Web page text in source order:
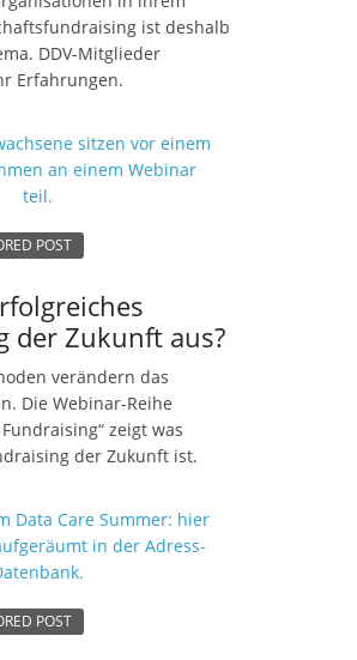
ist deshalb
DDV-Mitglieder
Erfahrungen.
POST
der Zukunft aus?
verändern das
Die Webinar-Reihe
zeigt was
der Zukunft ist.
POST